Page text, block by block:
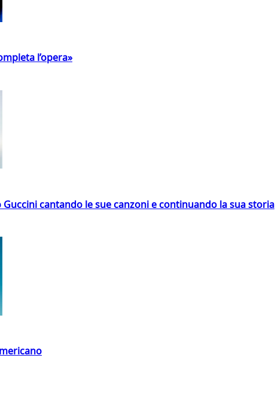
l’opera»
cantando le sue canzoni e continuando la sua storia